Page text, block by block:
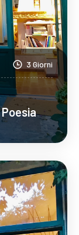
3 Giorni